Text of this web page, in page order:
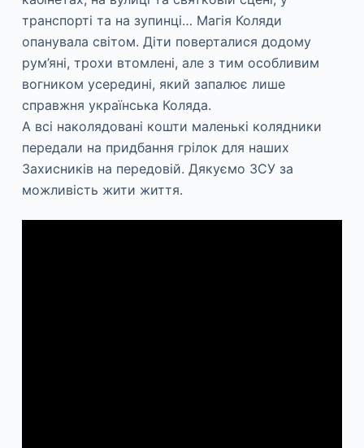
транспорті та на зупинці… Магія Коляди
опанувала світом. Діти поверталися додому
рум’яні, трохи втомлені, але з тим особливим
вогником усередині, який запалює лише
справжня українська Коляда.
А всі наколядовані кошти маленькі колядники
передали на придбання грілок для наших
Захисників на передовій. Дякуємо ЗСУ за
можливість жити життя.